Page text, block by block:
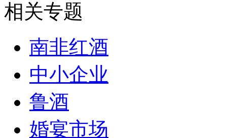
相关专题
南非红酒
中小企业
鲁酒
婚宴市场